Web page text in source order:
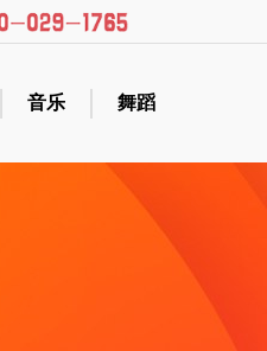
音乐 舞蹈